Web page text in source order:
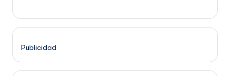
Publicidad